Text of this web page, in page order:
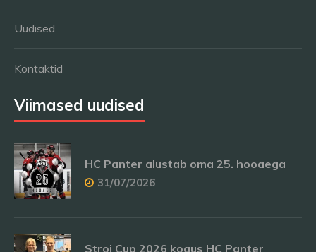
Uudised
Kontaktid
Viimased uudised
HC Panter alustab oma 25. hooaega
31/07/2026
Stroi Cup 2026 kogus HC Panter